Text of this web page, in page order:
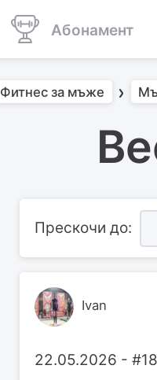
Абонамент
Фитнес за мъже
Прескочи до:
Ivan
22.05.2026 -